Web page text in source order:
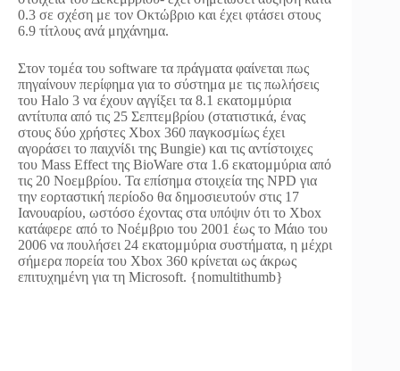
0.3 σε σχέση με τον Οκτώβριο και έχει φτάσει στους
6.9 τίτλους ανά μηχάνημα.
Στον τομέα του software τα πράγματα φαίνεται πως
πηγαίνουν περίφημα για το σύστημα με τις πωλήσεις
του Halo 3 να έχουν αγγίξει τα 8.1 εκατομμύρια
αντίτυπα από τις 25 Σεπτεμβρίου (στατιστικά, ένας
στους δύο χρήστες Xbox 360 παγκοσμίως έχει
αγοράσει το παιχνίδι της Bungie) και τις αντίστοιχες
του Mass Effect της BioWare στα 1.6 εκατομμύρια από
τις 20 Νοεμβρίου. Τα επίσημα στοιχεία της NPD για
την εορταστική περίοδο θα δημοσιευτούν στις 17
Ιανουαρίου, ωστόσο έχοντας στα υπόψιν ότι το Xbox
κατάφερε από το Νοέμβριο του 2001 έως το Μάιο του
2006 να πουλήσει 24 εκατομμύρια συστήματα, η μέχρι
σήμερα πορεία του Xbox 360 κρίνεται ως άκρως
επιτυχημένη για τη Microsoft. {nomultithumb}